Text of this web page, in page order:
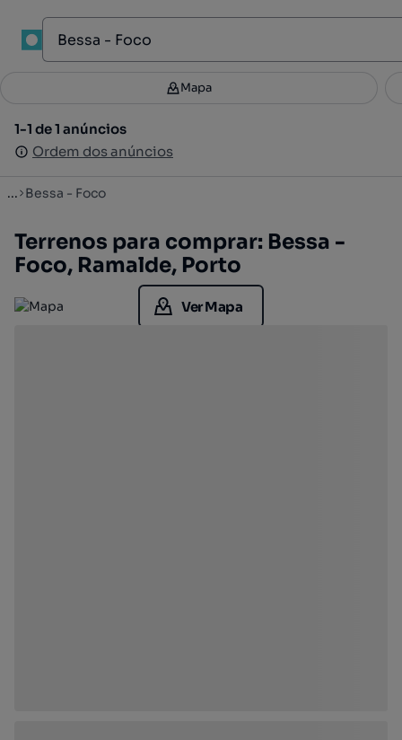
Filtros 2
1-1 de 1 anúncios
Ordem dos anúncios
Mapa
1-1 de 1 anúncios
Ordem dos anúncios
... Bessa - Foco
Terrenos para comprar: Bessa -
Foco, Ramalde, Porto
Ver Mapa